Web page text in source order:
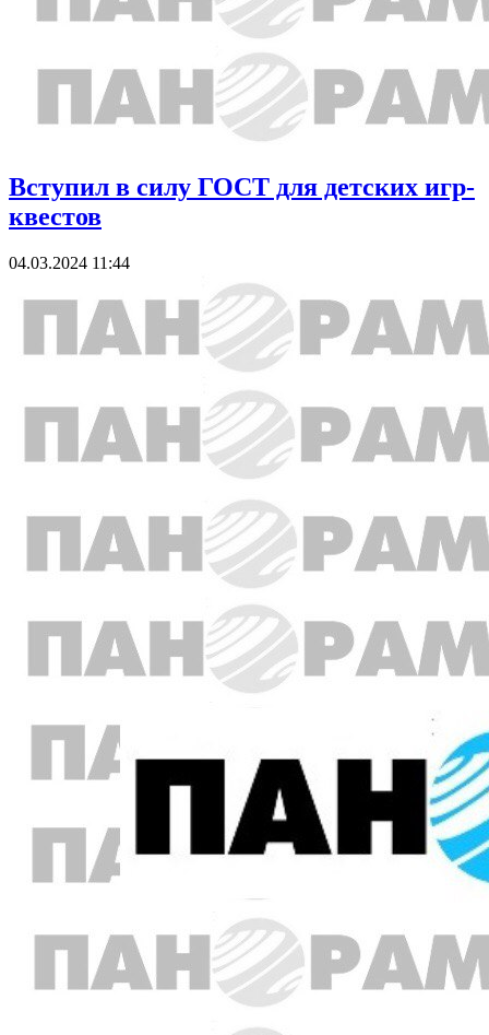
Вступил в силу ГОСТ для детских игр-
квестов
04.03.2024 11:44